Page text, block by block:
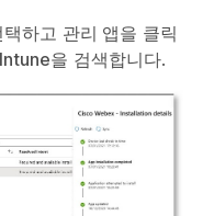
하고 관리 앱을 클릭
을 검색합니다.